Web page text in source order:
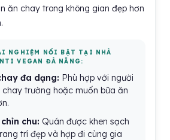
ăn chay trong không gian đẹp hơn
NGHIỆM NỔI BẬT TẠI NHÀ
VEGAN ĐÀ NẴNG:
đa dạng: Phù hợp với người
trường hoặc muốn bữa ăn
chu: Quán được khen sạch
trí đẹp và hợp đi cùng gia